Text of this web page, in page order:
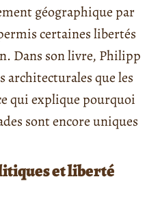
géographique par
certaines libertés
Dans son livre, Philipp
architecturales que les
qui explique pourquoi
sont encore uniques
et liberté